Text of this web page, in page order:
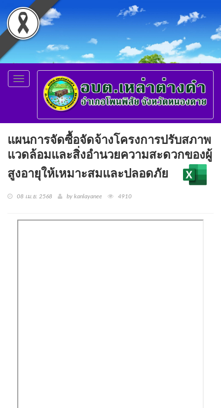
Toggle
navigation
แผนการจัดซื้อจัดจ้างโครงการปรับสภาพ
แวดล้อมและสิ่งอำนวยความสะดวกของผู้
สูงอายุให้เหมาะสมและปลอดภัย
08 เม.ย. 2568 by kanlayanee 4910